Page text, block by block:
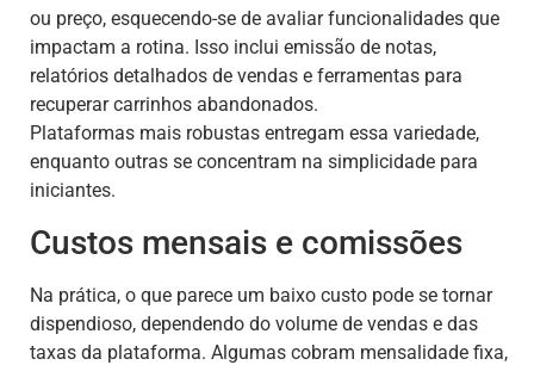
ou preço, esquecendo-se de avaliar funcionalidades que
impactam a rotina. Isso inclui emissão de notas,
relatórios detalhados de vendas e ferramentas para
recuperar carrinhos abandonados.
Plataformas mais robustas entregam essa variedade,
enquanto outras se concentram na simplicidade para
iniciantes.
Custos mensais e comissões
Na prática, o que parece um baixo custo pode se tornar
dispendioso, dependendo do volume de vendas e das
taxas da plataforma. Algumas cobram mensalidade fixa,